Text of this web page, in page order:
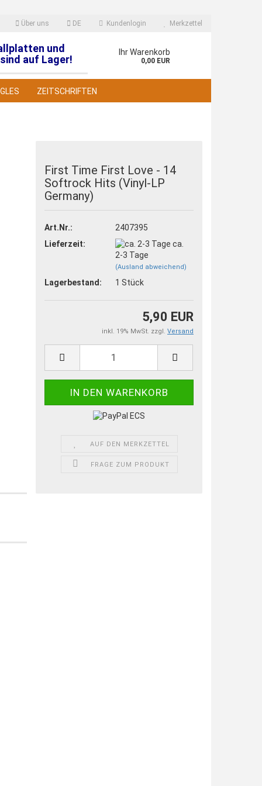
Über uns DE Kundenlogin
vergessen?
Merkzettel
und
auf Lager!
Ihr Warenkorb
0,00 EUR
ZEITSCHRIFTEN
First Time First Love - 14
Softrock Hits (Vinyl-LP
Germany)
Art.Nr.:
2407395
Lieferzeit:
ca.
2-3 Tage
(Ausland abweichend)
Lagerbestand: 1Stück
5,90 EUR
inkl. 19% MwSt. zzgl. Versand
AUF DEN MERKZETTEL
FRAGE ZUM PRODUKT